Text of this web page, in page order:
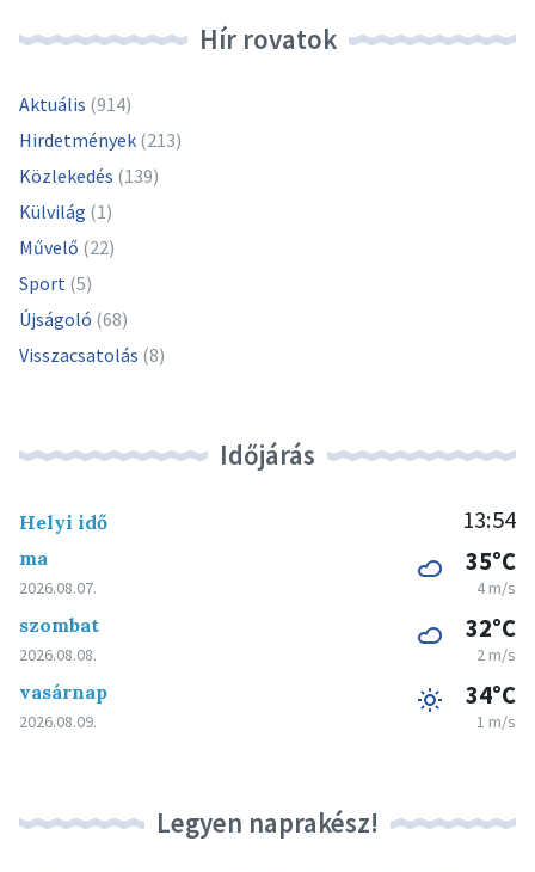
Hír rovatok
Aktuális (914)
Hirdetmények (213)
Közlekedés (139)
Külvilág (1)
Művelő (22)
Sport (5)
Újságoló (68)
Visszacsatolás (8)
Időjárás
Helyi idő 13:54
ma
2026.08.07.
35°C
4 m/s
szombat
2026.08.08.
32°C
2 m/s
vasárnap
2026.08.09.
34°C
1 m/s
Legyen naprakész!